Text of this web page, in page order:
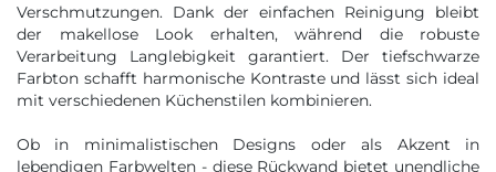
Verschmutzungen. Dank der einfachen Reinigung bleibt
der makellose Look erhalten, während die robuste
Verarbeitung Langlebigkeit garantiert. Der tiefschwarze
Farbton schafft harmonische Kontraste und lässt sich ideal
mit verschiedenen Küchenstilen kombinieren.
Ob in minimalistischen Designs oder als Akzent in
lebendigen Farbwelten - diese Rückwand bietet unendliche